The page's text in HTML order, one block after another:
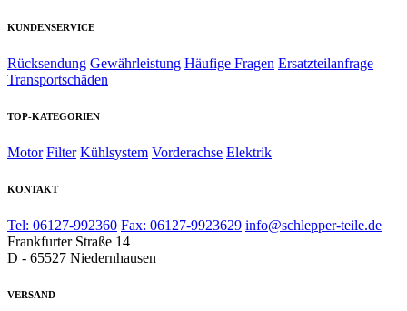
KUNDENSERVICE
Rücksendung Gewährleistung Häufige Fragen Ersatzteilanfrage
Transportschäden
TOP-KATEGORIEN
Motor Filter Kühlsystem Vorderachse Elektrik
KONTAKT
Tel: 06127-992360 Fax: 06127-9923629 info@schlepper-teile.de
Frankfurter Straße 14
D - 65527 Niedernhausen
VERSAND